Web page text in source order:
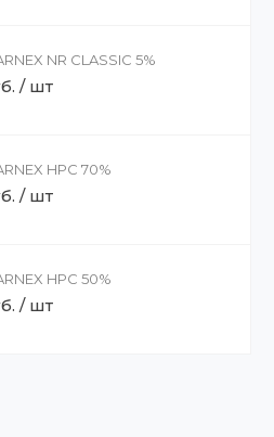
NR CLASSIC 5%
/ шт
HPC 70%
/ шт
HPC 50%
/ шт